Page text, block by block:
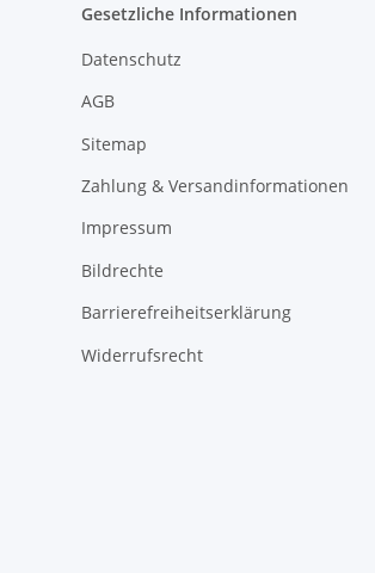
Gesetzliche Informationen
Datenschutz
AGB
Sitemap
Zahlung & Versandinformationen
Impressum
Bildrechte
Barrierefreiheitserklärung
Widerrufsrecht